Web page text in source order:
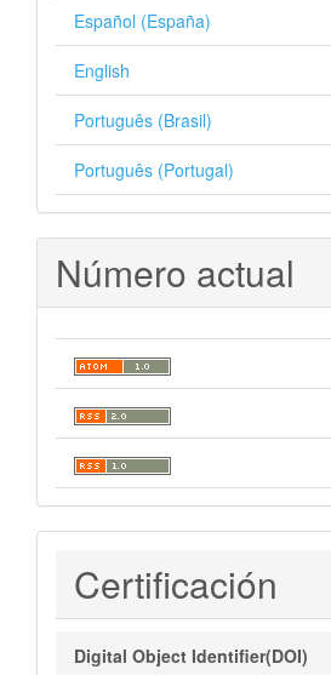
Español (España)
English
Português (Brasil)
Português (Portugal)
Número actual
Certificaciones
Certificación
Digital Object Identifier(DOI)